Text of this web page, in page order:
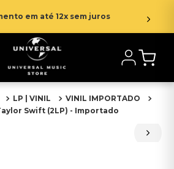
em até 12x sem juros
LP | VINIL
VINIL IMPORTADO
Swift (2LP) - Importado